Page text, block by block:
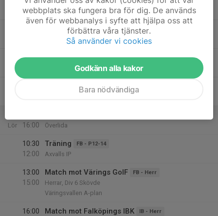
20:00
Klubblokalen
Seniorträning IB - Herr
Varnhemshallen
Tor
Lör
16:00
Överlida
10:30
12:00
Träning FB - P12-14
Axvalls IP
13:00
15:00
Match mot Värings GoIF FB - Herr
Herrar, Div 6 Skövde
Väringsvallen A-plan
16:00
Match mot Falköpings IBK IB - Herr
webbplats ska fungera bra för dig. De används
även för webbanalys i syfte att hjälpa oss att
förbättra våra tjänster.
Så använder vi cookies
Godkänn alla kakor
Bara nödvändiga